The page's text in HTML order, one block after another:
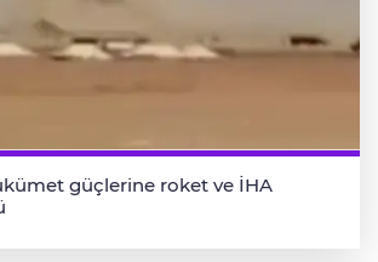
güçlerine roket ve İHA